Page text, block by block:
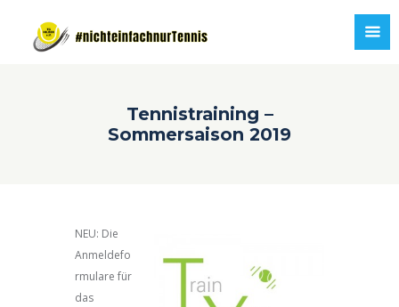
Tennistraining –
Sommersaison 2019
NEU: Die
Anmeldefo
rmulare für
das